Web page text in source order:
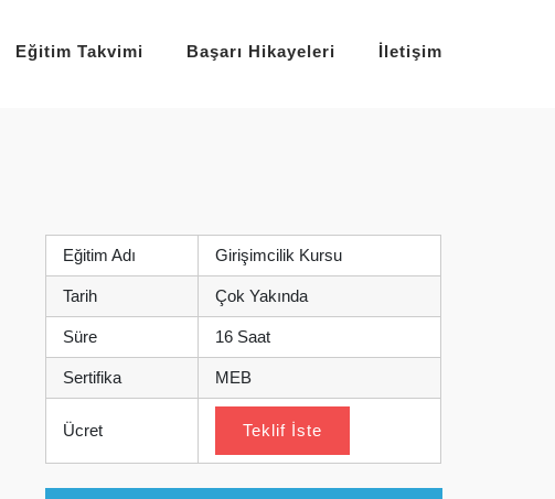
Eğitim Takvimi Başarı Hikayeleri İletişim
Eğitim Adı Girişimcilik Kursu
Tarih Çok Yakında
Süre 16 Saat
Sertifika MEB
Ücret Teklif İste